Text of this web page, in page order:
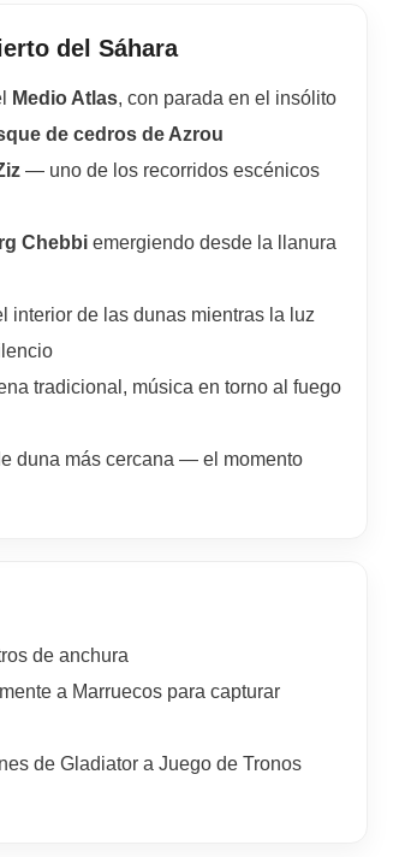
del Sáhara
Medio Atlas, con parada en el insólito
de cedros de Azrou
— uno de los recorridos escénicos
Chebbi emergiendo desde la llanura
interior de las dunas mientras la luz
tradicional, música en torno al fuego
duna más cercana — el momento
de anchura
a Marruecos para capturar
de Gladiator a Juego de Tronos